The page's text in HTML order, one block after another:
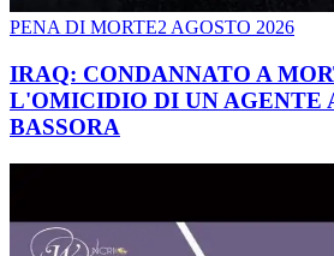
PENA DI MORTE2 AGOSTO 2026
IRAQ: CONDANNATO A
L'OMICIDIO DI UN AGENTE
BASSORA